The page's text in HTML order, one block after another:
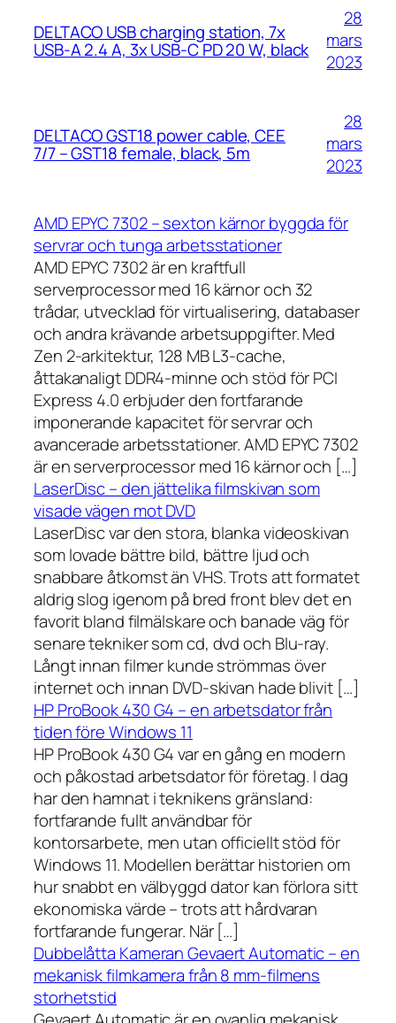
DELTACO USB charging station, 7x
USB-A 2.4 A, 3x USB-C PD 20 W, black
28
mars
2023
DELTACO GST18 power cable, CEE
7/7 – GST18 female, black, 5m
28
mars
2023
AMD EPYC 7302 – sexton kärnor byggda för
servrar och tunga arbetsstationer
AMD EPYC 7302 är en kraftfull
serverprocessor med 16 kärnor och 32
trådar, utvecklad för virtualisering, databaser
och andra krävande arbetsuppgifter. Med
Zen 2-arkitektur, 128 MB L3-cache,
åttakanaligt DDR4-minne och stöd för PCI
Express 4.0 erbjuder den fortfarande
imponerande kapacitet för servrar och
avancerade arbetsstationer. AMD EPYC 7302
är en serverprocessor med 16 kärnor och […]
LaserDisc – den jättelika filmskivan som
visade vägen mot DVD
LaserDisc var den stora, blanka videoskivan
som lovade bättre bild, bättre ljud och
snabbare åtkomst än VHS. Trots att formatet
aldrig slog igenom på bred front blev det en
favorit bland filmälskare och banade väg för
senare tekniker som cd, dvd och Blu-ray.
Långt innan filmer kunde strömmas över
internet och innan DVD-skivan hade blivit […]
HP ProBook 430 G4 – en arbetsdator från
tiden före Windows 11
HP ProBook 430 G4 var en gång en modern
och påkostad arbetsdator för företag. I dag
har den hamnat i teknikens gränsland:
fortfarande fullt användbar för
kontorsarbete, men utan officiellt stöd för
Windows 11. Modellen berättar historien om
hur snabbt en välbyggd dator kan förlora sitt
ekonomiska värde – trots att hårdvaran
fortfarande fungerar. När […]
Dubbelåtta Kameran Gevaert Automatic – en
mekanisk filmkamera från 8 mm-filmens
storhetstid